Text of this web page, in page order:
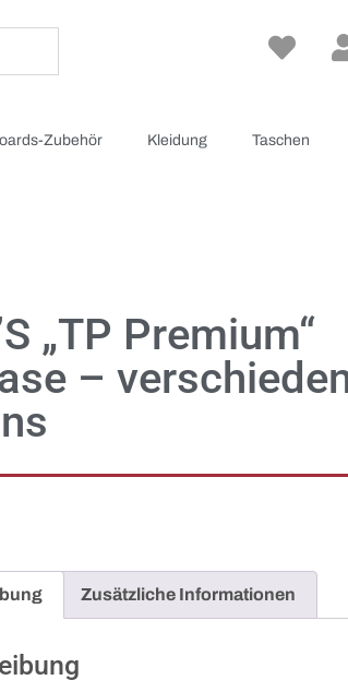
Zubehör Kleidung Taschen
„TP Premium“
–
Zusätzliche Informationen